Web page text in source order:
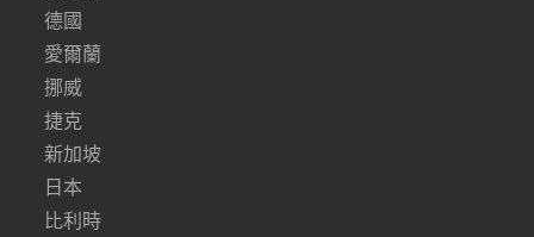
德國
愛爾蘭
挪威
捷克
新加坡
日本
比利時